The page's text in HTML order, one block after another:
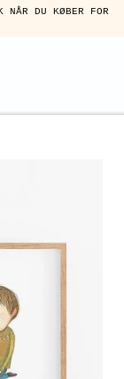
NÅR DU KØBER FOR